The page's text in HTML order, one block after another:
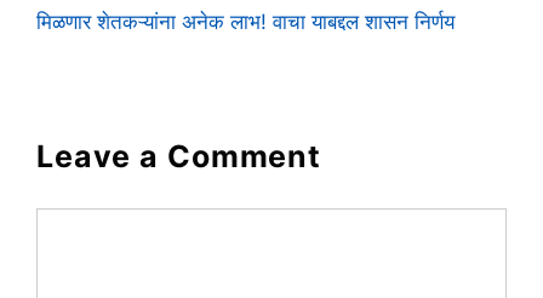
मिळणार शेतकऱ्यांना अनेक लाभ! वाचा याबद्दल शासन निर्णय
Leave a Comment